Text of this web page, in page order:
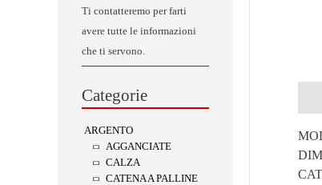
Ti contatteremo per farti
avere tutte le informazioni
che ti servono.
Categorie
ARGENTO
AGGANCIATE
CALZA
CATENA A PALLINE